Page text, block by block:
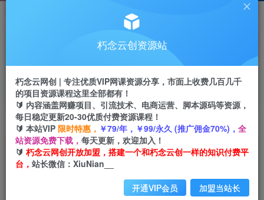
研究探讨更多创业项目路子。
会员专属推广链接
四导航 导航
APP下载
GO
首页 创业课程 会员免费 正文
董十一文案课：教大家写出什么是真正能让用户买
单的文案
关注 私信
朽念云创资源站
朽念云网创 | 专注优质VIP网课资源分享，市面上收费几百几千
的项目资源课程这里全部都有！
🔰 内容涵盖网赚项目、引流技术、电商运营、脚本源码等资源，
每日稳定更新20-30优质付费资源课程！
🔰 本站VIP 限时特惠， ￥79/年，￥99/永久 (推广佣金70%)， 全
站资源免费下载， 每天更新，欢迎加入！
🔰 朽念云网创开放加盟，搭建一个和朽念云创一样的知识付费平
台， 站长微信：XiuNian__
开通VIP会员 加盟当站长